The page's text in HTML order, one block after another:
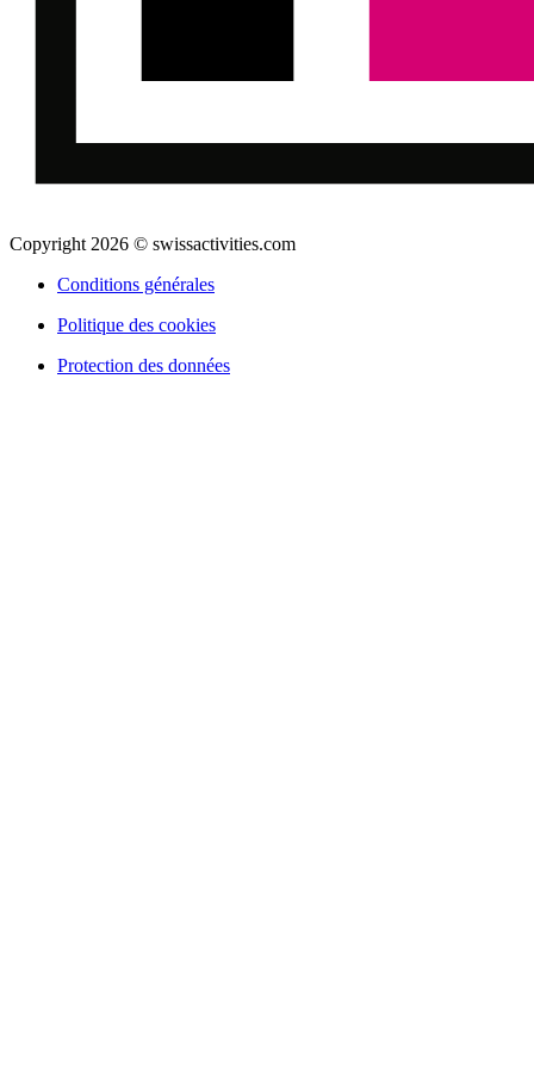
Copyright 2026 © swissactivities.com
Conditions générales
Politique des cookies
Protection des données